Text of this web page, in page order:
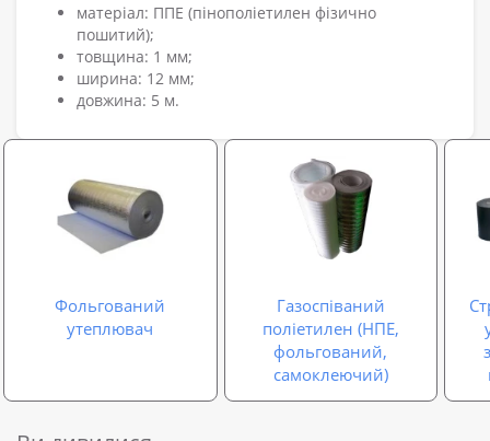
матеріал: ППЕ (пінополіетилен фізично
пошитий);
товщина: 1 мм;
ширина: 12 мм;
довжина: 5 м.
Фольгований
утеплювач
Газоспіваний
поліетилен (НПЕ,
фольгований,
самоклеючий)